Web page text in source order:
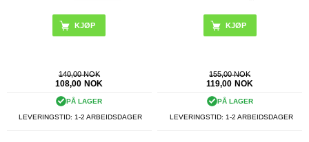
KJØP
140,00 NOK
108,00 NOK
PÅ LAGER
LEVERINGSTID: 1-2 ARBEIDSDAGER
155,00 NOK
119,00 NOK
PÅ LAGER
LEVERINGSTID: 1-2 ARBEIDSDAGER